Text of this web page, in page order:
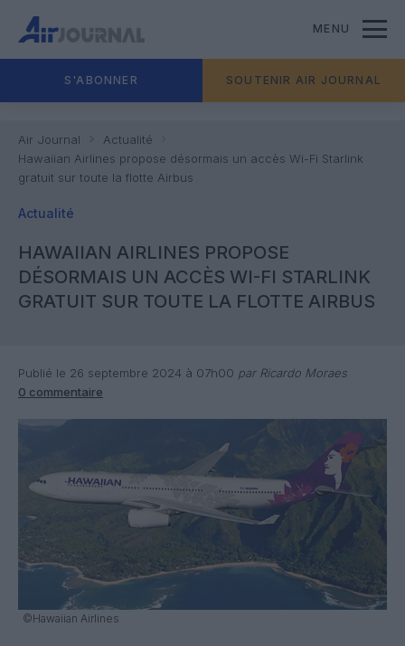
MENU
S'ABONNER SOUTENIR AIR JOURNAL
Air Journal
Actualité
Hawaiian Airlines propose désormais un accès Wi-Fi Starlink
gratuit sur toute la flotte Airbus
Actualité
HAWAIIAN AIRLINES PROPOSE
DÉSORMAIS UN ACCÈS WI-FI STARLINK
GRATUIT SUR TOUTE LA FLOTTE AIRBUS
Publié le 26 septembre 2024 à 07h00 par Ricardo Moraes
0 commentaire
©Hawaiian Airlines